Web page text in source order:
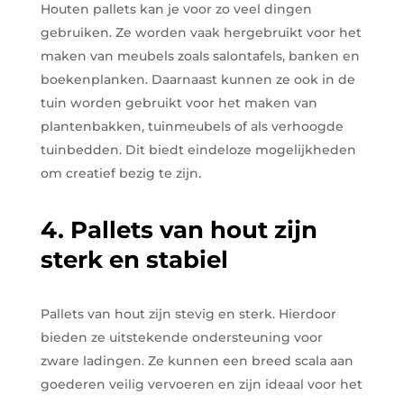
Houten pallets kan je voor zo veel dingen
gebruiken. Ze worden vaak hergebruikt voor het
maken van meubels zoals salontafels, banken en
boekenplanken. Daarnaast kunnen ze ook in de
tuin worden gebruikt voor het maken van
plantenbakken, tuinmeubels of als verhoogde
tuinbedden. Dit biedt eindeloze mogelijkheden
om creatief bezig te zijn.
4. Pallets van hout zijn
sterk en stabiel
Pallets van hout zijn stevig en sterk. Hierdoor
bieden ze uitstekende ondersteuning voor
zware ladingen. Ze kunnen een breed scala aan
goederen veilig vervoeren en zijn ideaal voor het